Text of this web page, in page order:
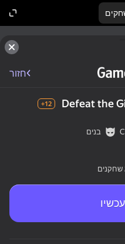
חזור
Defeat the
12+
בנים
שחקנים